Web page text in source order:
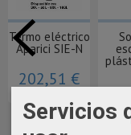
Termo eléctrico
Aparici SIE-N
202,51 €
Servicios